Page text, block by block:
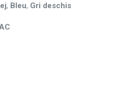
, Bleu, Gri deschis